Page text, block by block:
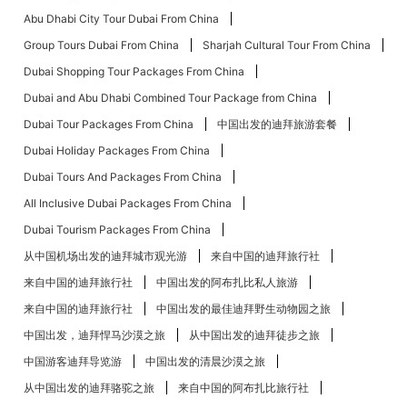
Abu Dhabi City Tour Dubai From China
Group Tours Dubai From China
Sharjah Cultural Tour From China
Dubai Shopping Tour Packages From China
Dubai and Abu Dhabi Combined Tour Package from China
Dubai Tour Packages From China
中国出发的迪拜旅游套餐
Dubai Holiday Packages From China
Dubai Tours And Packages From China
All Inclusive Dubai Packages From China
Dubai Tourism Packages From China
从中国机场出发的迪拜城市观光游
来自中国的迪拜旅行社
来自中国的迪拜旅行社
中国出发的阿布扎比​​私人旅游
来自中国的迪拜旅行社
中国出发的最佳迪拜野生动物园之旅
中国出发，迪拜悍马沙漠之旅
从中国出发的迪拜徒步之旅
中国游客迪拜导览游
中国出发的清晨沙漠之旅
从中国出发的迪拜骆驼之旅
来自中国的阿布扎比​​旅行社